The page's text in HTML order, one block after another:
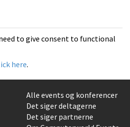
to give consent to functional
here.
Alle events og konferencer
Det siger deltagerne
Det siger partnerne